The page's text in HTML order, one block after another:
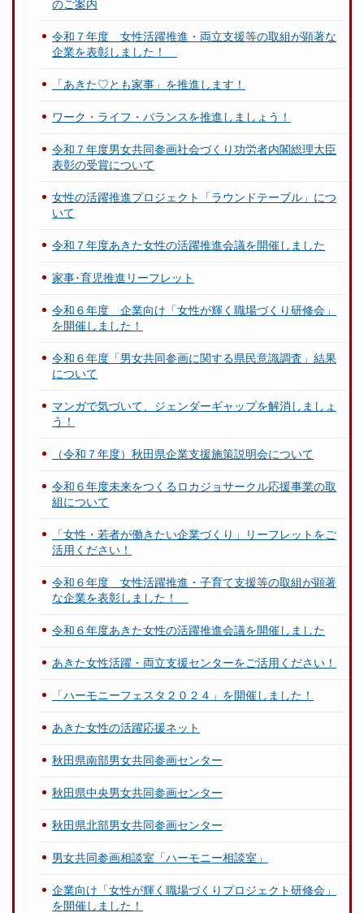
のご案内
令和７年度 女性活躍推進・両立支援等の取組が顕著な
企業を表彰しました！
「あきた♡とも家事」を推進します！
ワーク・ライフ・バランスを推進しましょう！
令和７年度男女共同参画社会づくり功労者内閣総理大臣
表彰の受賞について
女性の活躍推進プロジェクト「ラウンドテーブル」につ
いて
令和７年度あきた女性の活躍推進会議を開催しました
家事･育児推進リーフレット
令和６年度 企業向け「女性が輝く職場づくり研修会」
を開催しました！
令和６年度「男女共同参画に関する県民意識調査」結果
について
マンガで気づいて、ジェンダーギャップを解消しましょ
う！
（令和７年度）秋田県企業支援施策説明会について
令和６年度未来をつくるロカジョサークル応援事業の取
組について
「女性・若者が働きたい企業づくり」リーフレットをご
活用ください！
令和６年度 女性活躍推進・子育て支援等の取組が顕著
な企業を表彰しました！
令和６年度あきた女性の活躍推進会議を開催しました
あきた女性活躍・両立支援センターをご活用ください！
「ハーモニーフェスタ２０２４」を開催しました！
あきた女性の活躍応援ネット
秋田県南部男女共同参画センター
秋田県中央男女共同参画センター
秋田県北部男女共同参画センター
男女共同参画相談室「ハーモニー相談室」
企業向け「女性が輝く職場づくりプロジェクト研修会」
を開催しました！